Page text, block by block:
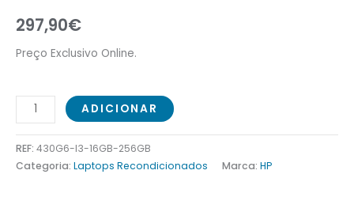
297,90€
Preço Exclusivo Online.
ADICIONAR
REF: 430G6-I3-16GB-256GB
Categoria: Laptops Recondicionados Marca: HP